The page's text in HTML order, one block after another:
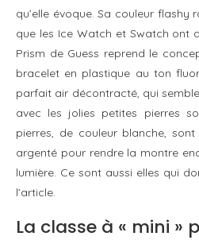
qu’elle évoque. Sa couleur
que les Ice Watch et Swatch ont
Prism de Guess reprend le
bracelet en plastique au ton
parfait air décontracté, qui
avec les jolies petites pierres
pierres, de couleur blanche,
argenté pour rendre la montre
lumière. Ce sont aussi elles qui
l’article.
La classe à « mini »